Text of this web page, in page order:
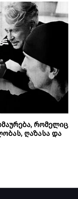
რომელიც
ღაზასა და